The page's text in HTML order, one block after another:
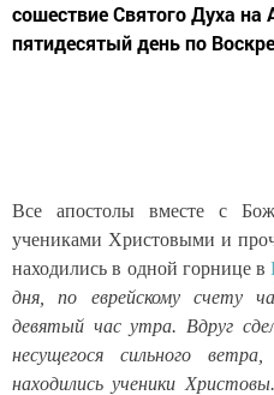
сошествие Святого Духа на
пятидесятый день по
Все апостолы вместе с
учениками Христовыми и
находились в одной горнице в
дня, по еврейскому счету
девятый час утра. Вдруг
несущегося сильного
находились ученики